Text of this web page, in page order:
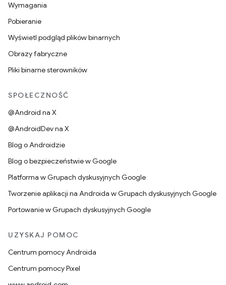
Wymagania
Pobieranie
Wyświetl podgląd plików binarnych
Obrazy fabryczne
Pliki binarne sterowników
SPOŁECZNOŚĆ
@Android na X
@AndroidDev na X
Blog o Androidzie
Blog o bezpieczeństwie w Google
Platforma w Grupach dyskusyjnych Google
Tworzenie aplikacji na Androida w Grupach dyskusyjnych Google
Portowanie w Grupach dyskusyjnych Google
UZYSKAJ POMOC
Centrum pomocy Androida
Centrum pomocy Pixel